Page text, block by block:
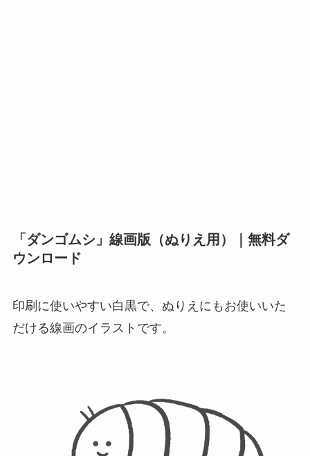
「ダンゴムシ」線画版（ぬりえ用）｜無料ダ
ウンロード
印刷に使いやすい白黒で、ぬりえにもお使いいた
だける線画のイラストです。